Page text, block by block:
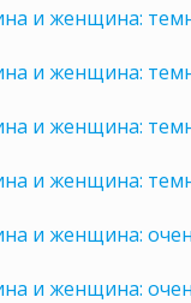
и женщина:
и женщина:
и женщина:
и женщина:
и женщина:
и женщина: